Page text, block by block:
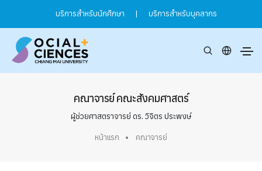
บริการสำหรับนักศึกษา | บริการสำหรับบุคลากร
คณาจารย์ คณะสังคมศาสตร์
ผู้ช่วยศาสตราจารย์ ดร. วิจิตร ประพงษ์
หน้าแรก คณาจารย์